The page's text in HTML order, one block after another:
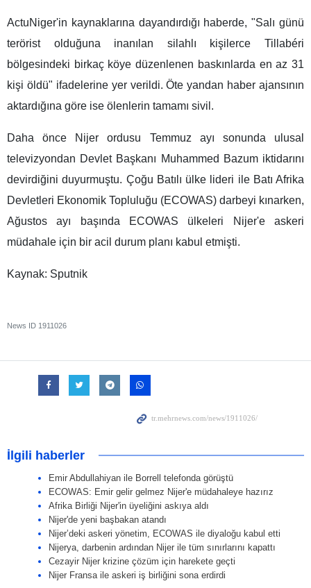
ActuNiger'in kaynaklarına dayandırdığı haberde, "Salı günü
terörist olduğuna inanılan silahlı kişilerce Tillabéri
bölgesindeki birkaç köye düzenlenen baskınlarda en az 31
kişi öldü" ifadelerine yer verildi. Öte yandan haber ajansının
aktardığına göre ise ölenlerin tamamı sivil.
Daha önce Nijer ordusu Temmuz ayı sonunda ulusal
televizyondan Devlet Başkanı Muhammed Bazum iktidarını
devirdiğini duyurmuştu. Çoğu Batılı ülke lideri ile Batı Afrika
Devletleri Ekonomik Topluluğu (ECOWAS) darbeyi kınarken,
Ağustos ayı başında ECOWAS ülkeleri Nijer'e askeri
müdahale için bir acil durum planı kabul etmişti.
Kaynak: Sputnik
News ID 1911026
İlgili haberler
Emir Abdullahiyan ile Borrell telefonda görüştü
ECOWAS: Emir gelir gelmez Nijer'e müdahaleye hazırız
Afrika Birliği Nijer'in üyeliğini askıya aldı
Nijer'de yeni başbakan atandı
Nijer’deki askeri yönetim, ECOWAS ile diyaloğu kabul etti
Nijerya, darbenin ardından Nijer ile tüm sınırlarını kapattı
Cezayir Nijer krizine çözüm için harekete geçti
Nijer Fransa ile askeri iş birliğini sona erdirdi